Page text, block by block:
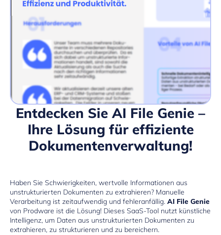
Entdecken Sie AI File Genie –
Ihre Lösung für effiziente
Dokumentenverwaltung!
Haben Sie Schwierigkeiten, wertvolle Informationen aus
unstrukturierten Dokumenten zu extrahieren? Manuelle
Verarbeitung ist zeitaufwendig und fehleranfällig. AI File Genie
von Prodware ist die Lösung! Dieses SaaS-Tool nutzt künstliche
Intelligenz, um Daten aus unstrukturierten Dokumenten zu
extrahieren, zu strukturieren und zu bereichern.